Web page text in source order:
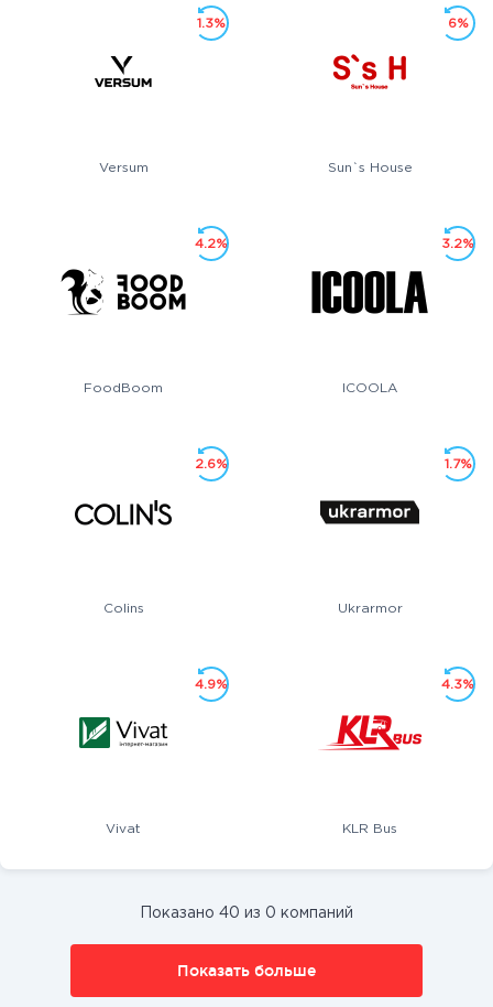
Versum
1.3%
Sun`s House
6%
FoodBoom
4.2%
ICOOLA
3.2%
Colins
2.6%
Ukrarmor
1.7%
Vivat
4.9%
KLR Bus
4.3%
Показано 40 из 0 компаний
Показать больше